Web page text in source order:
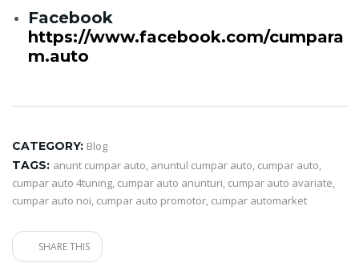
Facebook
https://www.facebook.com/cumpara
m.auto
CATEGORY: Blog
TAGS: anunt cumpar auto, anuntul cumpar auto, cumpar auto,
cumpar auto 4tuning, cumpar auto anunturi, cumpar auto avariate,
cumpar auto noi, cumpar auto promotor, cumpar automarket
SHARE THIS